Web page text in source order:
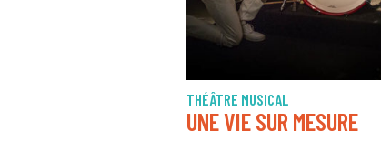
THÉÂTRE MUSICAL
UNE VIE SUR MESURE